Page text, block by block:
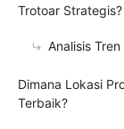
Trotoar Strategis?
Analisis
Dimana Lokasi
Terbaik?